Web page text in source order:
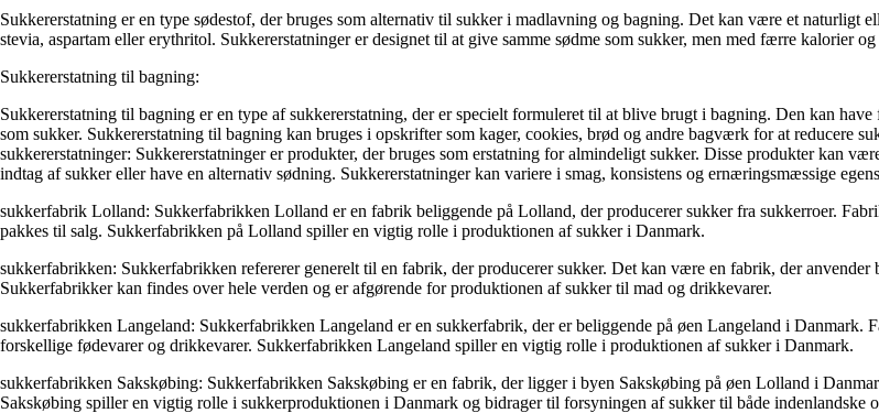
Sukkererstatning er en type sødestof, der bruges som alternativ til sukker i madlavning og bagning. Det kan være et naturligt
stevia, aspartam eller erythritol. Sukkererstatninger er designet til at give samme sødme som sukker, men med færre kalorier
Sukkererstatning til bagning:
Sukkererstatning til bagning er en type af sukkererstatning, der er specielt formuleret til at blive brugt i bagning. Den kan
som sukker. Sukkererstatning til bagning kan bruges i opskrifter som kager, cookies, brød og andre bagværk for at reducere
sukkererstatninger: Sukkererstatninger er produkter, der bruges som erstatning for almindeligt sukker. Disse produkter kan
indtag af sukker eller have en alternativ sødning. Sukkererstatninger kan variere i smag, konsistens og ernæringsmæssige
sukkerfabrik Lolland: Sukkerfabrikken Lolland er en fabrik beliggende på Lolland, der producerer sukker fra sukkerroer.
pakkes til salg. Sukkerfabrikken på Lolland spiller en vigtig rolle i produktionen af sukker i Danmark.
sukkerfabrikken: Sukkerfabrikken refererer generelt til en fabrik, der producerer sukker. Det kan være en fabrik, der
Sukkerfabrikker kan findes over hele verden og er afgørende for produktionen af sukker til mad og drikkevarer.
sukkerfabrikken Langeland: Sukkerfabrikken Langeland er en sukkerfabrik, der er beliggende på øen Langeland i Danmark.
forskellige fødevarer og drikkevarer. Sukkerfabrikken Langeland spiller en vigtig rolle i produktionen af sukker i Danmark.
sukkerfabrikken Sakskøbing: Sukkerfabrikken Sakskøbing er en fabrik, der ligger i byen Sakskøbing på øen Lolland i
Sakskøbing spiller en vigtig rolle i sukkerproduktionen i Danmark og bidrager til forsyningen af sukker til både indenlandske